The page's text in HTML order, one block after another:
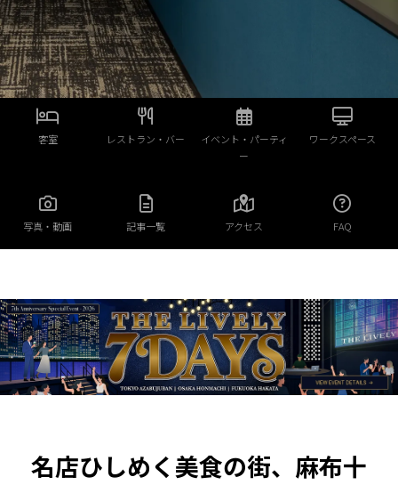
客室 レストラン・バー
イベント・パーティ
ー
ワークスペース
写真・動画 記事一覧 アクセス FAQ
名店ひしめく美食の街、麻布十